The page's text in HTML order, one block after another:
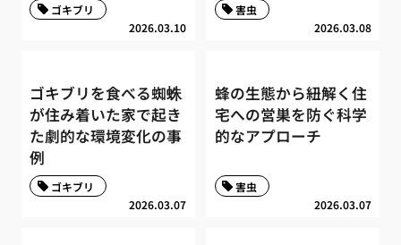
2026.03.10
ゴキブリ
2026.03.08
害虫
ゴキブリを食べる蜘蛛
が住み着いた家で起き
た劇的な環境変化の事
例
2026.03.07
ゴキブリ
蜂の生態から紐解く住
宅への営巣を防ぐ科学
的なアプローチ
2026.03.07
害虫